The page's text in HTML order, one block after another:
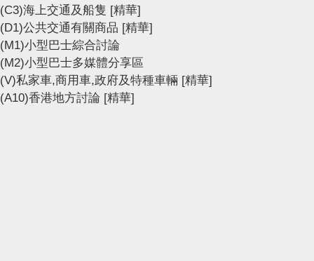
(C3)海上交通及船隻 [精華]
(D1)公共交通有關商品 [精華]
(M1)小型巴士綜合討論
(M2)小型巴士多媒體分享區
(V)私家車,商用車,政府及特種車輛 [精華]
(A10)香港地方討論 [精華]